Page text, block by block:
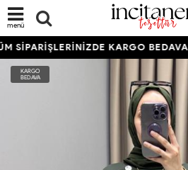
menü
SİPARİŞLERİNİZDE KARGO BEDAVA!
KARGO
BEDAVA